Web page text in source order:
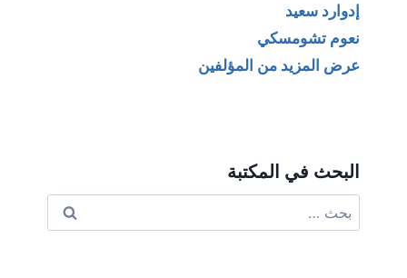
إدوارد سعيد
نعوم تشومسكي
عرض المزيد من المؤلفين
البحث في المكتبة
عن: